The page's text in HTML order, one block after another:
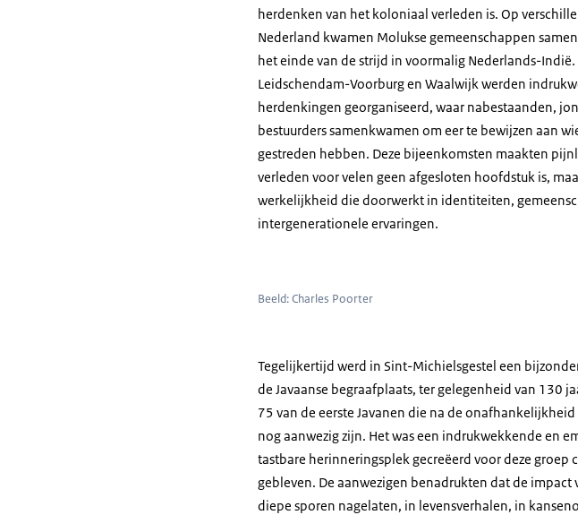
herdenken van het koloniaal verleden is. Op
Nederland kwamen Molukse gemeenschappen
het einde van de strijd in voormalig Nederlands-
Leidschendam-Voorburg en Waalwijk werden
herdenkingen georganiseerd, waar nabestaanden,
bestuurders samenkwamen om eer te bewijzen aan
gestreden hebben. Deze bijeenkomsten maakten
verleden voor velen geen afgesloten hoofdstuk is,
werkelijkheid die doorwerkt in identiteiten,
intergenerationele ervaringen.
Beeld: Charles Poorter
Tegelijkertijd werd in Sint-Michielsgestel een
de Javaanse begraafplaats, ter gelegenheid van 130
75 van de eerste Javanen die na de
nog aanwezig zijn. Het was een indrukwekkende en
tastbare herinneringsplek gecreëerd voor deze
gebleven. De aanwezigen benadrukten dat de
diepe sporen nagelaten, in levensverhalen, in